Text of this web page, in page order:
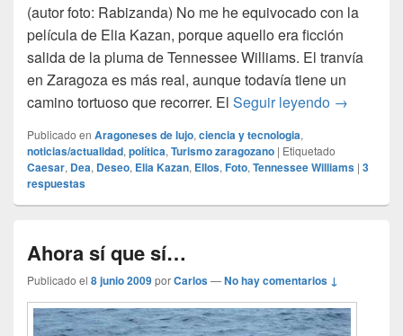
(autor foto: Rabizanda) No me he equivocado con la
película de Elia Kazan, porque aquello era ficción
salida de la pluma de Tennessee Williams. El tranvía
en Zaragoza es más real, aunque todavía tiene un
camino tortuoso que recorrer. El Seguir leyendo Un deseo
→
Publicado en Aragoneses de lujo, ciencia y tecnologia,
noticias/actualidad, política, Turismo zaragozano | Etiquetado
Caesar, Dea, Deseo, Elia Kazan, Ellos, Foto, Tennessee Williams | 3
respuestas
Ahora sí que sí…
Publicado el 8 junio 2009porCarlos—No hay comentarios ↓